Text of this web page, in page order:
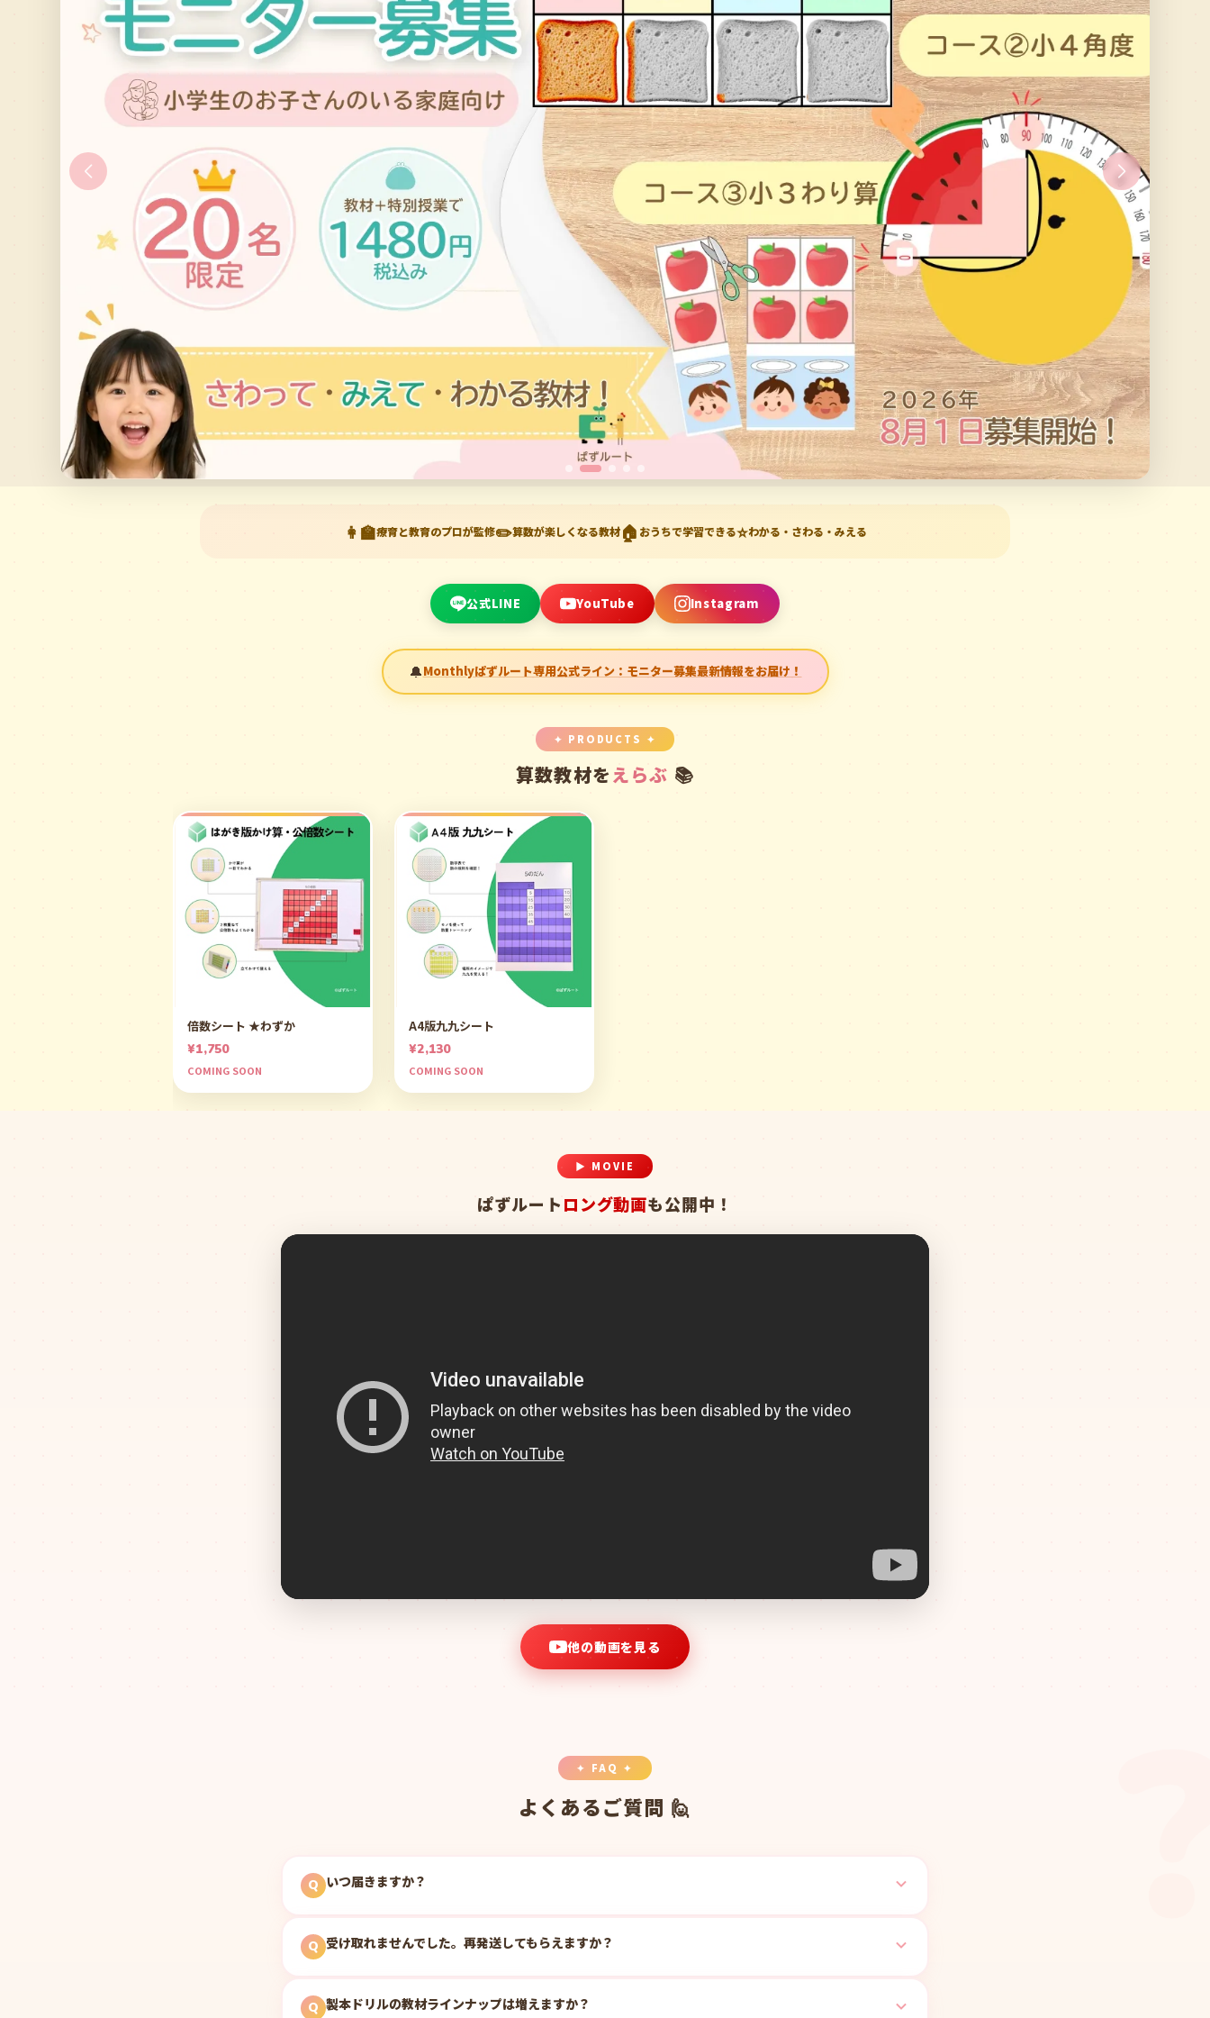
👩‍🏫療育と教育のプロが監修✏️算数が楽しくなる教材🏠 おうちで学習できる⭐わかる・さわる・みえる
公式LINE YouTube Instagram
Monthlyぱずルート専用公式ライン：モニター募集最新情報をお届け！
✦ PRODUCTS ✦
算数教材をえらぶ 📚
倍数シート ★わずか
¥1,750
COMING SOON
A4版九九シート
¥2,130
COMING SOON
▶ MOVIE
ぱずルートロング動画も公開中！
他の動画を見る
✦ FAQ ✦
よくあるご質問 🙋
Q いつ届きますか？
Q 受け取れませんでした。再発送してもらえますか？
Q 製本ドリルの教材ラインナップは増えますか？